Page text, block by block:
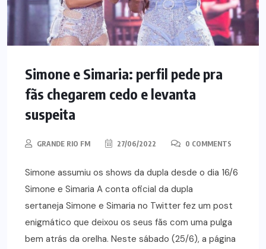
Simone e Simaria: perfil pede pra
fãs chegarem cedo e levanta
suspeita
GRANDE RIO FM 27/06/2022 0 COMMENTS
Simone assumiu os shows da dupla desde o dia 16/6
Simone e Simaria A conta oficial da dupla
sertaneja Simone e Simaria no Twitter fez um post
enigmático que deixou os seus fãs com uma pulga
bem atrás da orelha. Neste sábado (25/6), a página